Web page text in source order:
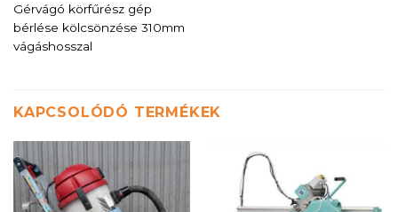
Gérvágó körfűrész gép
bérlése kölcsönzése 310mm
vágáshosszal
KAPCSOLÓDÓ TERMÉKEK